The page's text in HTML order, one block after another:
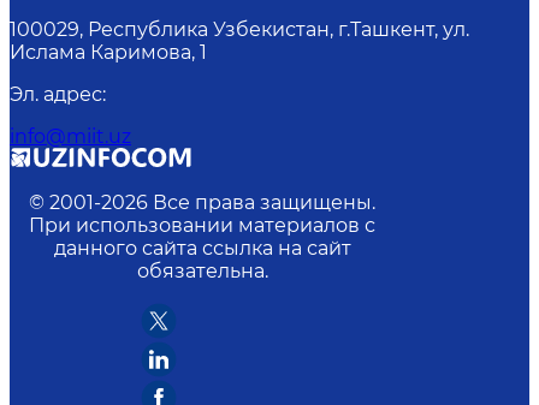
100029, Республика Узбекистан, г.Ташкент, ул.
Ислама Каримова, 1
Эл. адрес:
info@miit.uz
© 2001-2026 Все права защищены.
При использовании материалов с
данного сайта ссылка на сайт
обязательна.